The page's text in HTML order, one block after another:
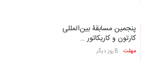
پنجمین مسابقۀ بین‌المللی
کارتون و کاریکاتور …
مهلت 8 روز دیگر